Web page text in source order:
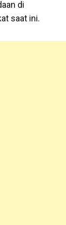
di
saat ini.